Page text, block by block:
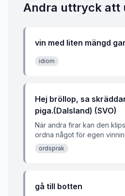
Andra uttryck att
vin med liten mängd
idiom
Hej bröllop, sa
piga.(Dalsland) (SVO)
När andra firar kan den
ordna något för egen
ordsprak
gå till botten